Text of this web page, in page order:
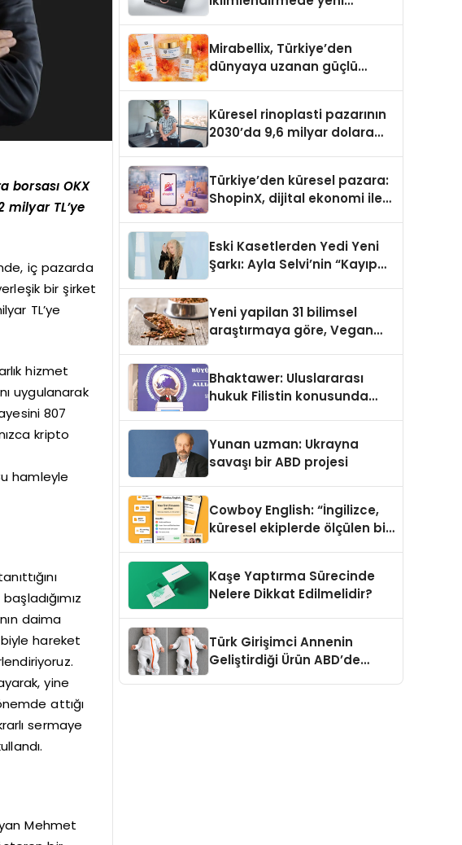
borsası OKX
milyar TL’ye
iç pazarda
bir şirket
TL’ye
hizmet
uygulanarak
807
kripto
hamleyle
daima
hareket
yine
attığı
sermaye
Mehmet
Mirabellix, Türkiye’den
dünyaya uzanan güçlü
Küresel rinoplasti pazarının
2030’da 9,6 milyar dolara
Türkiye’den küresel pazara:
ShopinX, dijital ekonomi ile
Eski Kasetlerden Yedi Yeni
Şarkı: Ayla Selvi’nin “Kayıp
Yeni yapilan 31 bilimsel
araştırmaya göre, Vegan
Sindirildiğini Ortaya Koydu
Bhaktawer: Uluslararası
hukuk Filistin konusunda
Yunan uzman: Ukrayna
savaşı bir ABD projesi
Cowboy English: “İngilizce,
küresel ekiplerde ölçülen bir
Kaşe Yaptırma Sürecinde
Nelere Dikkat Edilmelidir?
Türk Girişimci Annenin
Geliştirdiği Ürün ABD’de